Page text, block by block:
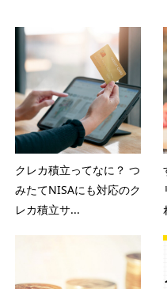
クレカ積立ってなに？ つ
みたてNISAにも対応のク
レカ積立サ...